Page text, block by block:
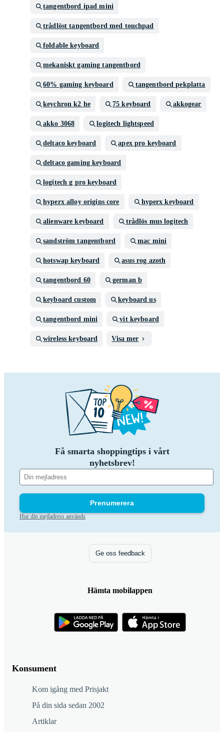
tangentbord ipad mini
trådlöst tangentbord med touchpad
foldable keyboard
mekaniskt gaming tangentbord
60% gaming keyboard tangentbord pekplatta
keychron k2 he 75 keyboard akkogear
akko 3068 logitech lightspeed
deltaco keyboard apex pro keyboard
deltaco gaming keyboard
logitech g pro keyboard
hyperx alloy origins core hyperx keyboard
alienware keyboard trådlös mus logitech
sandström tangentbord mac mini
hotswap keyboard asus rog azoth
tangentbord 60 german b
keyboard custom keyboard us
tangentbord mini vit keyboard
wireless keyboard Visa mer
Få smarta shoppingtips i vårt
nyhetsbrev!
Prenumerera
Hur din mejladress används
Konsument
Kom igång med Prisjakt
På din sida sedan 2002
Artiklar
Ge oss feedback
Hämta mobilappen